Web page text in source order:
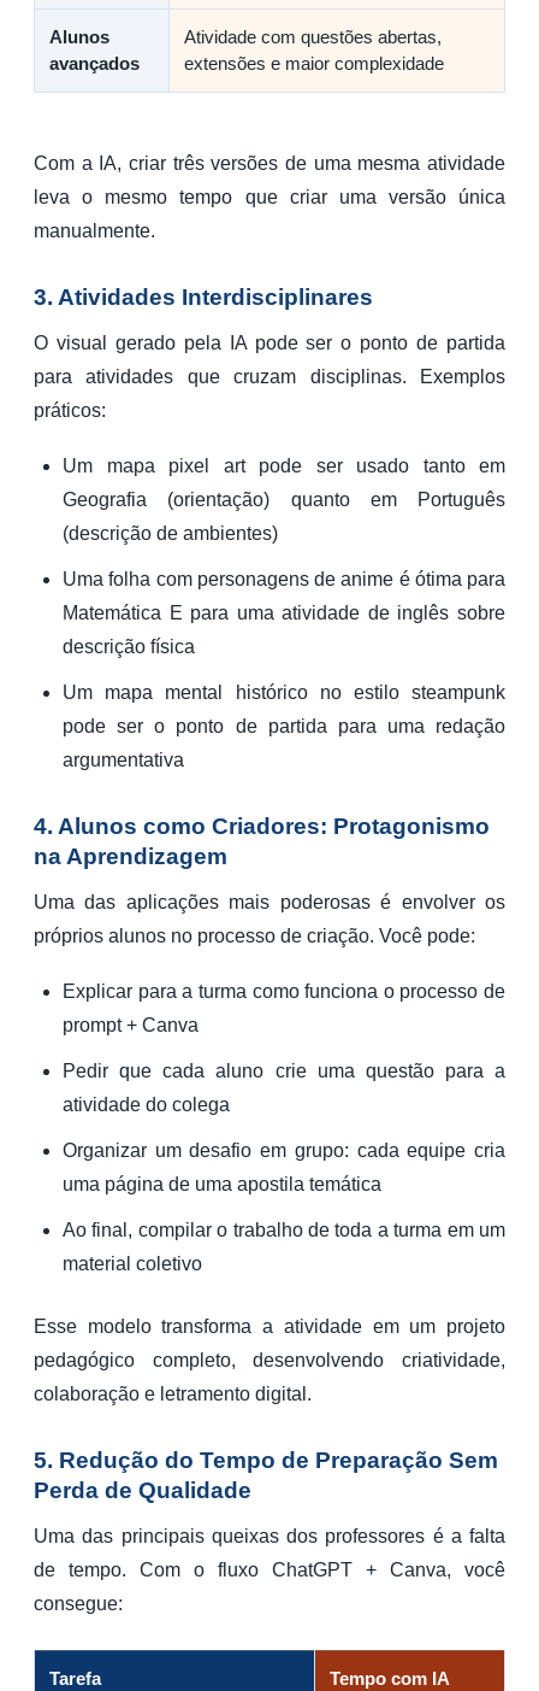
Alunos
avançados
Atividade com questões abertas,
extensões e maior complexidade
Com a IA, criar três versões de uma mesma atividade
leva o mesmo tempo que criar uma versão única
manualmente.
3. Atividades Interdisciplinares
O visual gerado pela IA pode ser o ponto de partida
para atividades que cruzam disciplinas. Exemplos
práticos:
Um mapa pixel art pode ser usado tanto em
Geografia (orientação) quanto em Português
(descrição de ambientes)
Uma folha com personagens de anime é ótima para
Matemática E para uma atividade de inglês sobre
descrição física
Um mapa mental histórico no estilo steampunk
pode ser o ponto de partida para uma redação
argumentativa
4. Alunos como Criadores: Protagonismo
na Aprendizagem
Uma das aplicações mais poderosas é envolver os
próprios alunos no processo de criação. Você pode:
Explicar para a turma como funciona o processo de
prompt + Canva
Pedir que cada aluno crie uma questão para a
atividade do colega
Organizar um desafio em grupo: cada equipe cria
uma página de uma apostila temática
Ao final, compilar o trabalho de toda a turma em um
material coletivo
Esse modelo transforma a atividade em um projeto
pedagógico completo, desenvolvendo criatividade,
colaboração e letramento digital.
5. Redução do Tempo de Preparação Sem
Perda de Qualidade
Uma das principais queixas dos professores é a falta
de tempo. Com o fluxo ChatGPT + Canva, você
consegue:
Tarefa Tempo com IA